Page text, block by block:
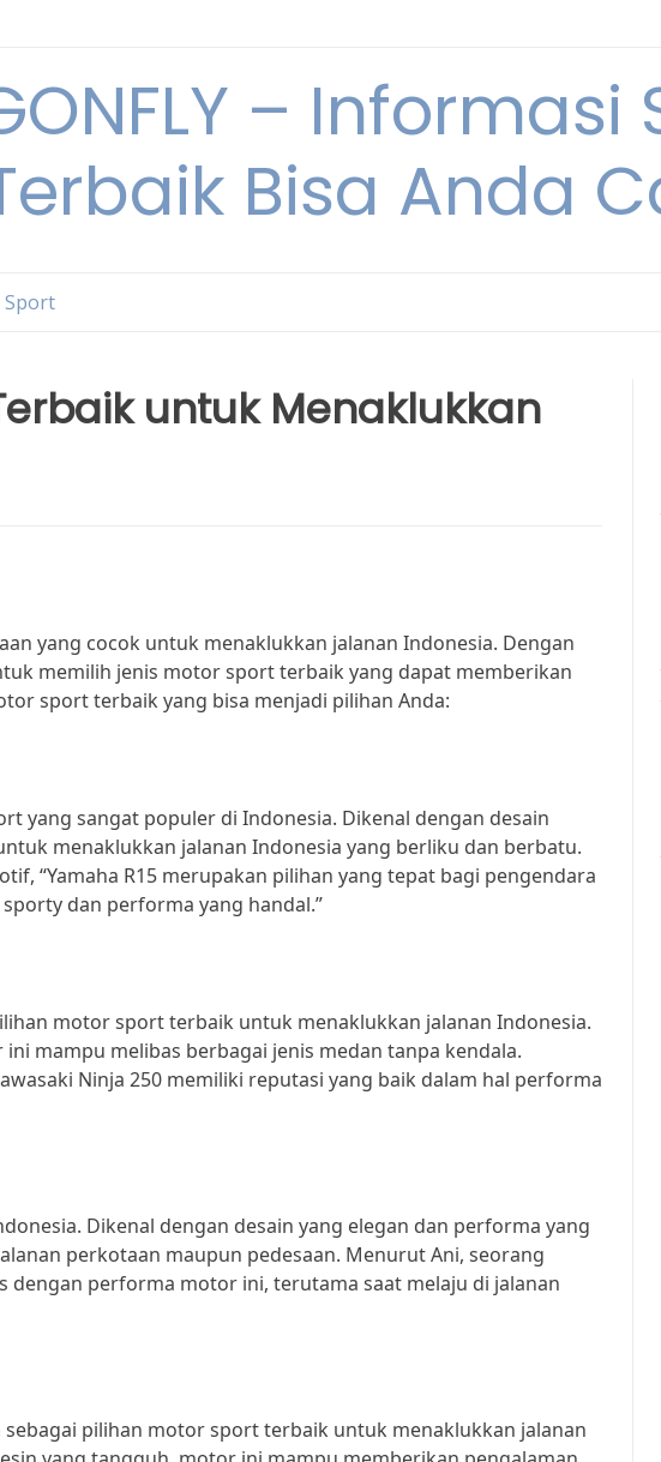
–
Bisa Anda
Sport
untuk Menaklukkan
yang cocok untuk menaklukkan jalanan Indonesia. Dengan
memilih jenis motor sport terbaik yang dapat memberikan
sport terbaik yang bisa menjadi pilihan Anda:
yang sangat populer di Indonesia. Dikenal dengan desain
menaklukkan jalanan Indonesia yang berliku dan berbatu.
“Yamaha R15 merupakan pilihan yang tepat bagi pengendara
dan performa yang handal.”
motor sport terbaik untuk menaklukkan jalanan Indonesia.
mampu melibas berbagai jenis medan tanpa kendala.
Ninja 250 memiliki reputasi yang baik dalam hal performa
Dikenal dengan desain yang elegan dan performa yang
perkotaan maupun pedesaan. Menurut Ani, seorang
dengan performa motor ini, terutama saat melaju di jalanan
sebagai pilihan motor sport terbaik untuk menaklukkan jalanan